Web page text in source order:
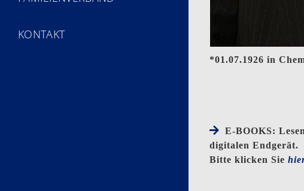
KONTAKT
*01.07.1926 in
E-BOOKS:
digitalen Endgerät.
Bitte klicken Sie